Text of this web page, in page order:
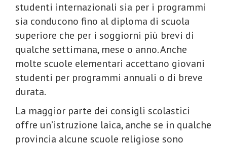
studenti internazionali sia per i programmi
sia conducono fino al diploma di scuola
superiore che per i soggiorni più brevi di
qualche settimana, mese o anno. Anche
molte scuole elementari accettano giovani
studenti per programmi annuali o di breve
durata.
La maggior parte dei consigli scolastici
offre un’istruzione laica, anche se in qualche
provincia alcune scuole religiose sono